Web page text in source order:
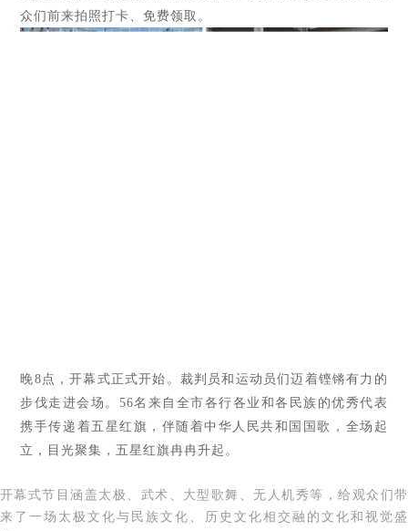
众们前来拍照打卡、免费领取。
晚8点，开幕式正式开始。裁判员和运动员们迈着铿锵有力的
步伐走进会场。56名来自全市各行各业和各民族的优秀代表
携手传递着五星红旗，伴随着中华人民共和国国歌，全场起
立，目光聚集，五星红旗冉冉升起。
开幕式节目涵盖太极、武术、大型歌舞、无人机秀等，给观众们带
来了一场太极文化与民族文化、历史文化相交融的文化和视觉盛